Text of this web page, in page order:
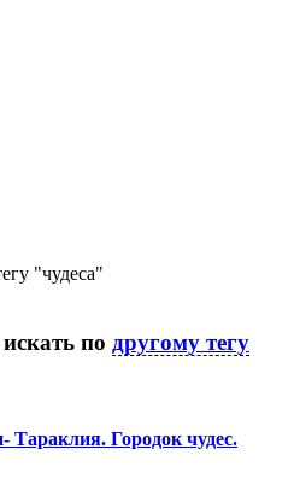
"чудеса"
по другому тегу
Тараклия. Городок чудес.